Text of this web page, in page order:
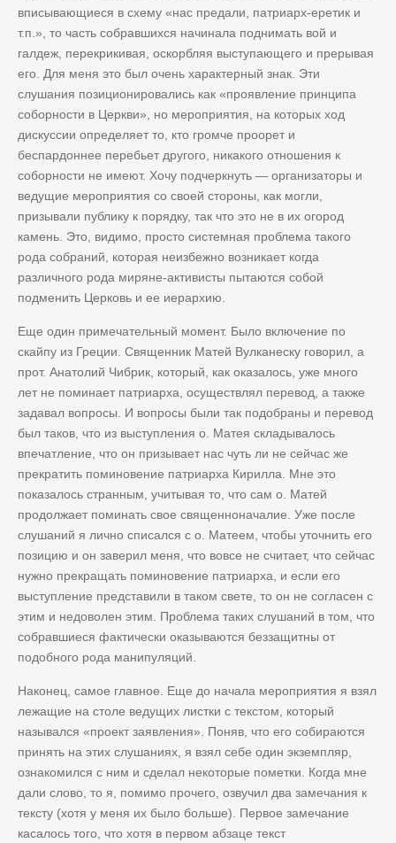
вписывающиеся в схему «нас предали, патриарх-еретик и
т.п.», то часть собравшихся начинала поднимать вой и
галдеж, перекрикивая, оскорбляя выступающего и прерывая
его. Для меня это был очень характерный знак. Эти
слушания позиционировались как «проявление принципа
соборности в Церкви», но мероприятия, на которых ход
дискуссии определяет то, кто громче проорет и
беспардоннее перебьет другого, никакого отношения к
соборности не имеют. Хочу подчеркнуть — организаторы и
ведущие мероприятия со своей стороны, как могли,
призывали публику к порядку, так что это не в их огород
камень. Это, видимо, просто системная проблема такого
рода собраний, которая неизбежно возникает когда
различного рода миряне-активисты пытаются собой
подменить Церковь и ее иерархию.
Еще один примечательный момент. Было включение по
скайпу из Греции. Священник Матей Вулканеску говорил, а
прот. Анатолий Чибрик, который, как оказалось, уже много
лет не поминает патриарха, осуществлял перевод, а также
задавал вопросы. И вопросы были так подобраны и перевод
был таков, что из выступления о. Матея складывалось
впечатление, что он призывает нас чуть ли не сейчас же
прекратить поминовение патриарха Кирилла. Мне это
показалось странным, учитывая то, что сам о. Матей
продолжает поминать свое священноначалие. Уже после
слушаний я лично списался с о. Матеем, чтобы уточнить его
позицию и он заверил меня, что вовсе не считает, что сейчас
нужно прекращать поминовение патриарха, и если его
выступление представили в таком свете, то он не согласен с
этим и недоволен этим. Проблема таких слушаний в том, что
собравшиеся фактически оказываются беззащитны от
подобного рода манипуляций.
Наконец, самое главное. Еще до начала мероприятия я взял
лежащие на столе ведущих листки с текстом, который
назывался «проект заявления». Поняв, что его собираются
принять на этих слушаниях, я взял себе один экземпляр,
ознакомился с ним и сделал некоторые пометки. Когда мне
дали слово, то я, помимо прочего, озвучил два замечания к
тексту (хотя у меня их было больше). Первое замечание
касалось того, что хотя в первом абзаце текст